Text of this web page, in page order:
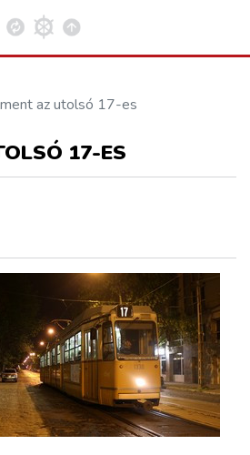
az utolsó 17-es
17-ES